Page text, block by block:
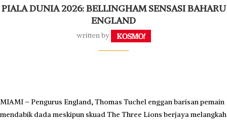
PIALA DUNIA 2026: BELLINGHAM SENSASI BAHARU
ENGLAND
written by
MIAMI – Pengurus England, Thomas Tuchel enggan barisan pemain
mendabik dada meskipun skuad The Three Lions berjaya melangkah